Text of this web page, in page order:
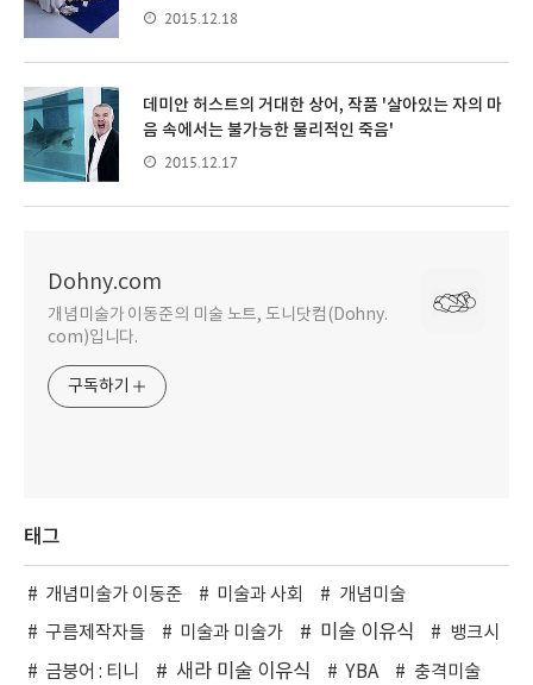
2015.12.18
데미안 허스트의 거대한 상어, 작품 '살아있는 자의 마
음 속에서는 불가능한 물리적인 죽음'
2015.12.17
Dohny.com
개념미술가 이동준의 미술 노트, 도니닷컴(Dohny.
com)입니다.
구독하기
태그
개념미술가 이동준 미술과 사회
개념미술
구름제작자들
미술과 미술가 미술 이유식
뱅크시
금붕어 : 티니
새라 미술 이유식 YBA
충격미술